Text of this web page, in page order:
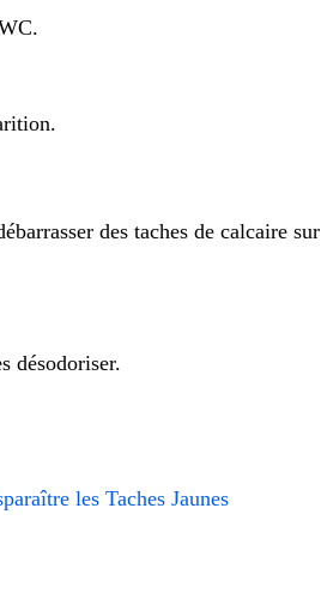
des taches de calcaire sur
désodoriser.
les Taches Jaunes